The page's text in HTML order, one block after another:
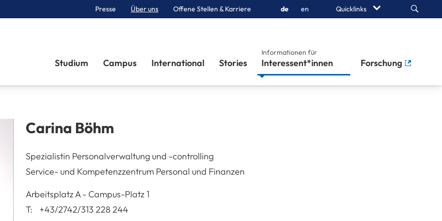
Presse Über uns Offene Stellen & Karriere de en Quicklinks Search
Studium Campus International Stories
Informationen für
Interessent*innen Forschung
Carina Böhm
Spezialistin Personalverwaltung und -controlling
Service- und Kompetenzzentrum Personal und Finanzen
ArbeitsplatzA - Campus-Platz 1A-3100
St. Pölten
T:
+43/2742/313 228 244